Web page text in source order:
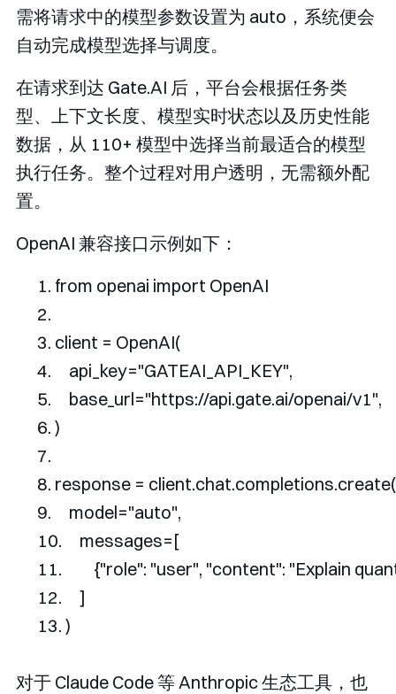
需将请求中的模型参数设置为 auto ，系统便会
自动完成模型选择与调度。
在请求到达 Gate.AI 后，平台会根据任务类
型、上下文长度、模型实时状态以及历史性能
数据，从 110+ 模型中选择当前最适合的模型
执行任务。整个过程对用户透明，无需额外配
置。
OpenAI 兼容接口示例如下：
from openai import OpenAI
client = OpenAI(
    api_key
="GATEAI_API_KEY",
    base_url
="https://api.gate.ai/openai/v1",
)
response = client.chat.completions.create(
    model
="auto",
    messages
=[
{"role": "user", "content": "Explain
]
)
对于 Claude Code 等 Anthropic 生态工具，也